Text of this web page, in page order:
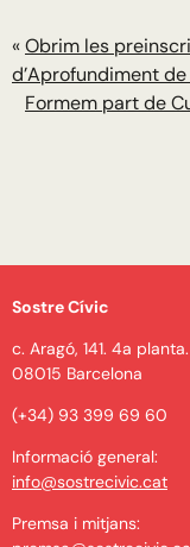
«Obrim les
d’Aprofundiment
Formem part de
Sostre Cívic
c. Aragó, 141. 4a planta.
08015 Barcelona
(+34) 93 399 69 60
Informació general:
info@sostrecivic.cat
Premsa i mitjans: